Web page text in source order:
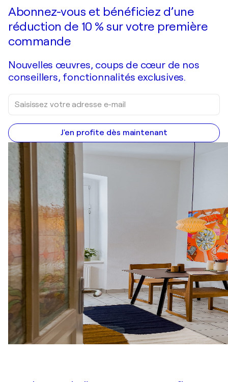
Je passe commande
Abonnez-vous et bénéficiez d’une
réduction de 10 % sur votre première
commande
Nouvelles œuvres, coups de cœur de nos
conseillers, fonctionnalités exclusives.
J'en profite dès maintenant